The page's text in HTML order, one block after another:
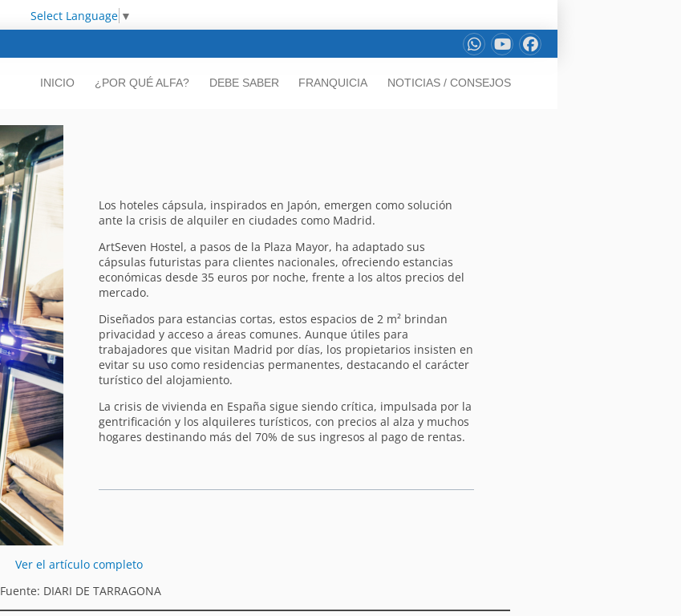
Select Language ▼
INICIO ¿POR QUÉ ALFA? DEBE SABER FRANQUICIA NOTICIAS / CONSEJOS
Los hoteles cápsula, inspirados en Japón, emergen como solución
ante la crisis de alquiler en ciudades como Madrid.
ArtSeven Hostel, a pasos de la Plaza Mayor, ha adaptado sus
cápsulas futuristas para clientes nacionales, ofreciendo estancias
económicas desde 35 euros por noche, frente a los altos precios del
mercado.
Diseñados para estancias cortas, estos espacios de 2 m² brindan
privacidad y acceso a áreas comunes. Aunque útiles para
trabajadores que visitan Madrid por días, los propietarios insisten en
evitar su uso como residencias permanentes, destacando el carácter
turístico del alojamiento.
La crisis de vivienda en España sigue siendo crítica, impulsada por la
gentrificación y los alquileres turísticos, con precios al alza y muchos
hogares destinando más del 70% de sus ingresos al pago de rentas.
Ver el artículo completo
Fuente: DIARI DE TARRAGONA